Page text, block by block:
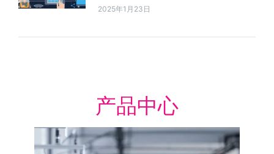
2025年1月23日
产品中心